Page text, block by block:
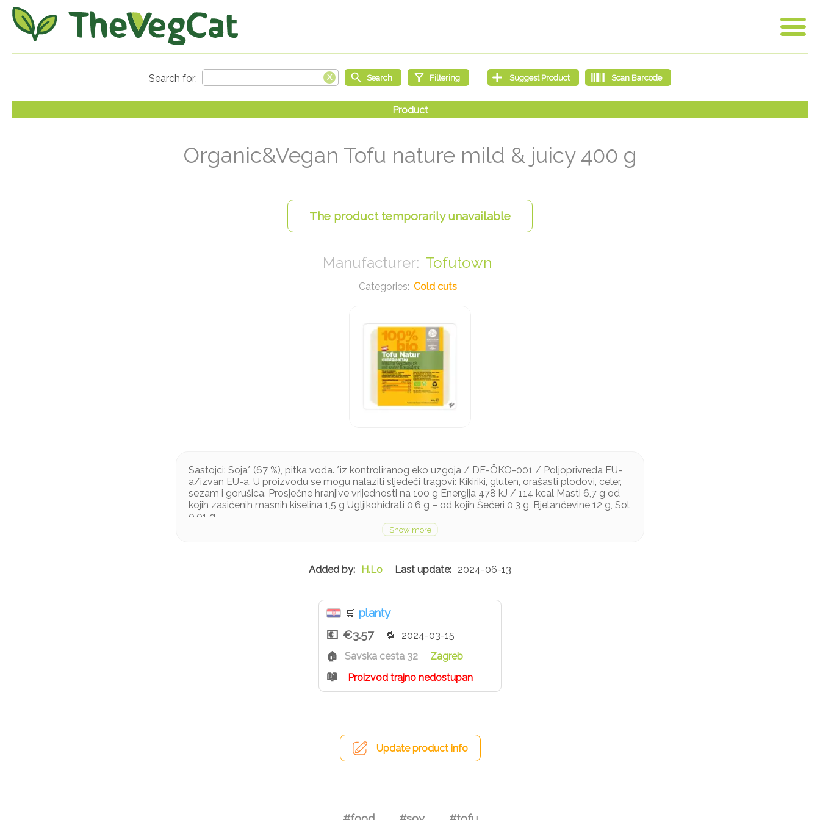
Organic&Vegan Tofu nature mild & juicy 400 g
Tofutown
Cold cuts
Sastojci: Soja* (67 %), pitka voda. *iz kontroliranog eko uzgoja / DE-ÖKO-001 / Poljoprivreda EU-
a/izvan EU-a. U proizvodu se mogu nalaziti sljedeći tragovi: Kikiriki, gluten, orašasti plodovi, celer,
sezam i gorušica. Prosječne hranjive vrijednosti na 100 g Energija 478 kJ / 114 kcal Masti 6,7 g od
kojih zasićenih masnih kiselina 1,5 g Ugljikohidrati 0,6 g – od kojih Šećeri 0,3 g, Bjelančevine 12 g, Sol
0,01 g.
H.Lo 2024-06-13
🛒 planty
€3.57
2024-03-15
Savska cesta 32
Zagreb
Proizvod trajno nedostupan
Update product info